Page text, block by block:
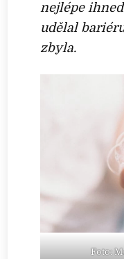
nejlépe
udělal
zbyla.
Foto: